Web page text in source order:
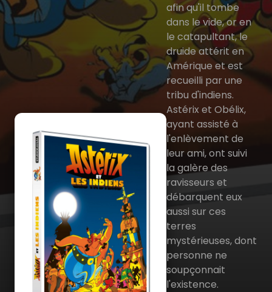
afin qu'il tombe
dans le vide, or en
le catapultant, le
druide attérit en
Amérique et est
recueilli par une
tribu d'indiens.
Astérix et Obélix,
ayant assisté à
l'enlèvement de
leur ami, ont suivi
la galère des
ravisseurs et
débarquent eux
aussi sur ces
terres
mystérieuses, dont
personne ne
soupçonnait
l'existence.